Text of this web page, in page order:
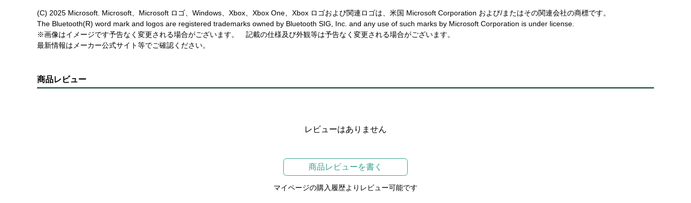
(C) 2025 Microsoft. Microsoft、Microsoft ロゴ、Windows、Xbox、Xbox One、Xbox ロゴおよび関連ロゴは、米国 Microsoft Corporation および/またはその関連会社の商標です。
The Bluetooth(R) word mark and logos are registered trademarks owned by Bluetooth SIG, Inc. and any use of such marks by Microsoft Corporation is under license.
※画像はイメージです予告なく変更される場合がございます。 記載の仕様及び外観等は予告なく変更される場合がございます。
最新情報はメーカー公式サイト等でご確認ください。
商品レビュー
レビューはありません
商品レビューを書く
マイページの購入履歴よりレビュー可能です